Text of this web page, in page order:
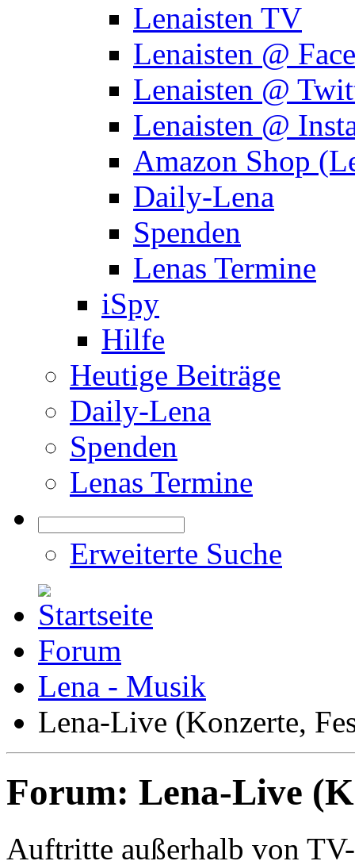
Lenaisten TV
Lenaisten @
Lenaisten @
Lenaisten @
Amazon Shop
Daily-Lena
Spenden
Lenas Termine
iSpy
Hilfe
Heutige Beiträge
Daily-Lena
Spenden
Lenas Termine
Erweiterte Suche
Forum
Lena - Musik
Lena-Live (Konzerte,
Forum: Lena-Live
Auftritte außerhalb von